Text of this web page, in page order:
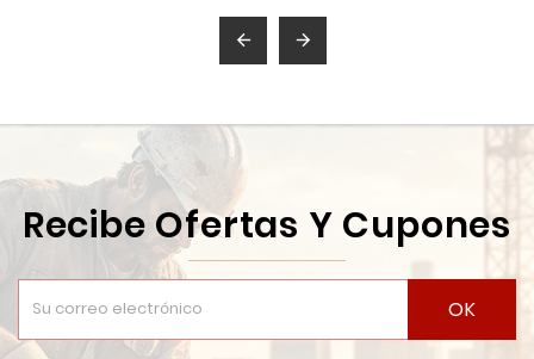
 
Recibe Ofertas Y Cupones
OK